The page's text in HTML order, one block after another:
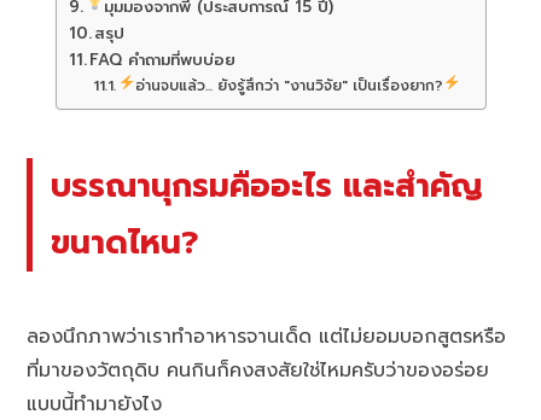
มุมมองจากพี่ (ประสบการณ์ 15 ปี)
สรุป
FAQ คำถามที่พบบ่อย
อ่านจบแล้ว... ยังรู้สึกว่า "งานวิจัย" เป็นเรื่องยาก?
บรรณานุกรมคืออะไร และสำคัญ
ขนาดไหน?
ลองนึกภาพว่าเราทำอาหารจานเด็ด แต่ไม่ยอมบอกสูตรหรือ
ที่มาของวัตถุดิบ คนกินก็คงสงสัยใช่ไหมครับว่าของอร่อย
แบบนี้ทำมายังไง